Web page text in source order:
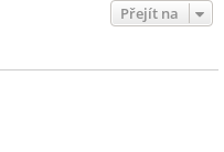
Přejít na